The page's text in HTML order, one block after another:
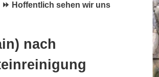
Hoffentlich sehen wir uns
nach